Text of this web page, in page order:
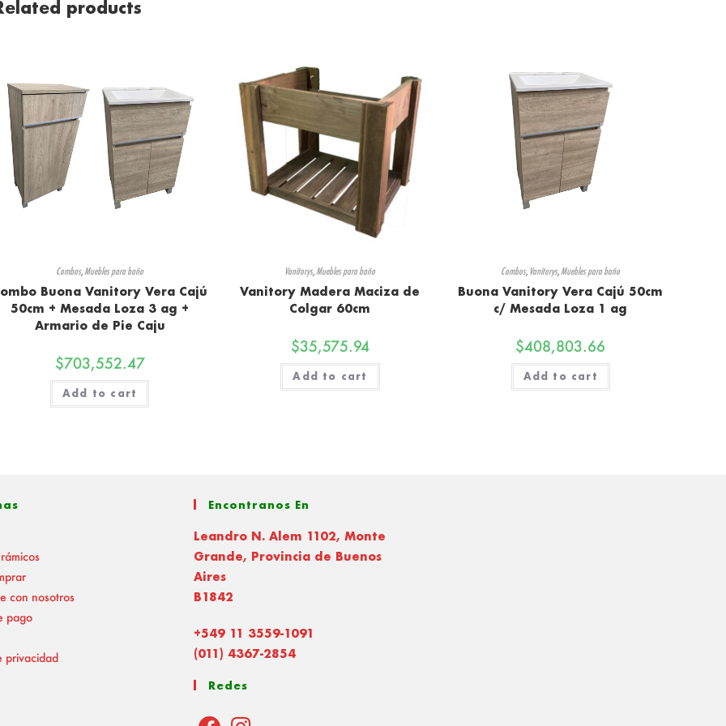
products
Combos,Muebles para baño
Buona Vanitory Vera Cajú
50cm + Mesada Loza 3 ag +
Armario de Pie Caju
$703,552.47
Add to cart
Vanitorys,Muebles para baño
Vanitory Madera Maciza de
Colgar 60cm
$35,575.94
Add to cart
Combos, Vanitorys,Muebles para baño
Buona Vanitory Vera Cajú 50cm
c/ Mesada Loza 1 ag
$408,803.66
Add to cart
con nosotros
pago
privacidad
Encontranos En
Leandro N. Alem 1102, Monte
Grande, Provincia de Buenos
Aires
B1842
+549 11 3559-1091
(011) 4367-2854
Redes